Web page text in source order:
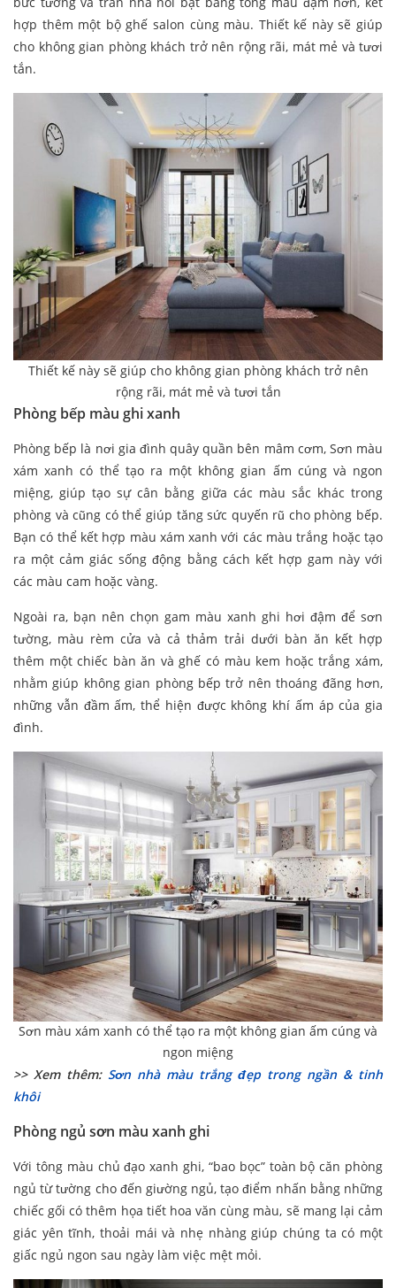
hợp thêm một bộ ghế salon cùng màu. Thiết kế này sẽ giúp
cho không gian phòng khách trở nên rộng rãi, mát mẻ và tươi
tắn.
Thiết kế này sẽ giúp cho không gian phòng khách trở nên
rộng rãi, mát mẻ và tươi tắn
Phòng bếp màu ghi xanh
Phòng bếp là nơi gia đình quây quần bên mâm cơm, Sơn màu
xám xanh có thể tạo ra một không gian ấm cúng và ngon
miệng, giúp tạo sự cân bằng giữa các màu sắc khác trong
phòng và cũng có thể giúp tăng sức quyến rũ cho phòng bếp.
Bạn có thể kết hợp màu xám xanh với các màu trắng hoặc tạo
ra một cảm giác sống động bằng cách kết hợp gam này với
các màu cam hoặc vàng.
Ngoài ra, bạn nên chọn gam màu xanh ghi hơi đậm để sơn
tường, màu rèm cửa và cả thảm trải dưới bàn ăn kết hợp
thêm một chiếc bàn ăn và ghế có màu kem hoặc trắng xám,
nhằm giúp không gian phòng bếp trở nên thoáng đãng hơn,
những vẫn đầm ấm, thể hiện được không khí ấm áp của gia
đình.
Sơn màu xám xanh có thể tạo ra một không gian ấm cúng và
ngon miệng
>> Xem thêm: Sơn nhà màu trắng đẹp trong ngần & tinh
khôi
Phòng ngủ sơn màu xanh ghi
Với tông màu chủ đạo xanh ghi, “bao bọc” toàn bộ căn phòng
ngủ từ tường cho đến giường ngủ, tạo điểm nhấn bằng những
chiếc gối có thêm họa tiết hoa văn cùng màu, sẽ mang lại cảm
giác yên tĩnh, thoải mái và nhẹ nhàng giúp chúng ta có một
giấc ngủ ngon sau ngày làm việc mệt mỏi.